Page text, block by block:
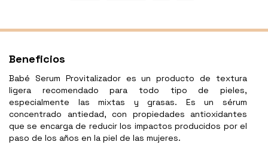
Beneficios
Babé Serum Provitalizador es un producto de textura
ligera recomendado para todo tipo de pieles,
especialmente las mixtas y grasas. Es un sérum
concentrado antiedad, con propiedades antioxidantes
que se encarga de reducir los impactos producidos por el
paso de los años en la piel de las mujeres.